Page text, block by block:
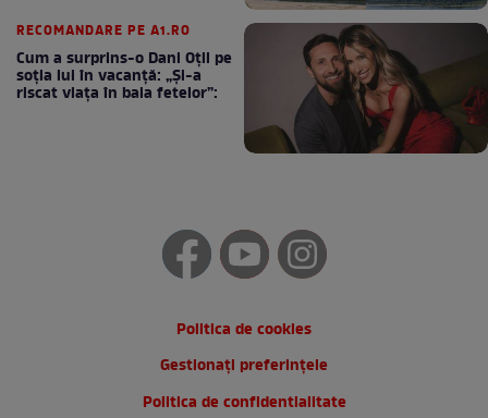
RECOMANDARE PE A1.RO
Cum a surprins-o Dani Oțil pe
soția lui în vacanță: „Și-a
riscat viața în baia fetelor”:
Politica de cookies
Gestionați preferințele
Politica de confidentialitate